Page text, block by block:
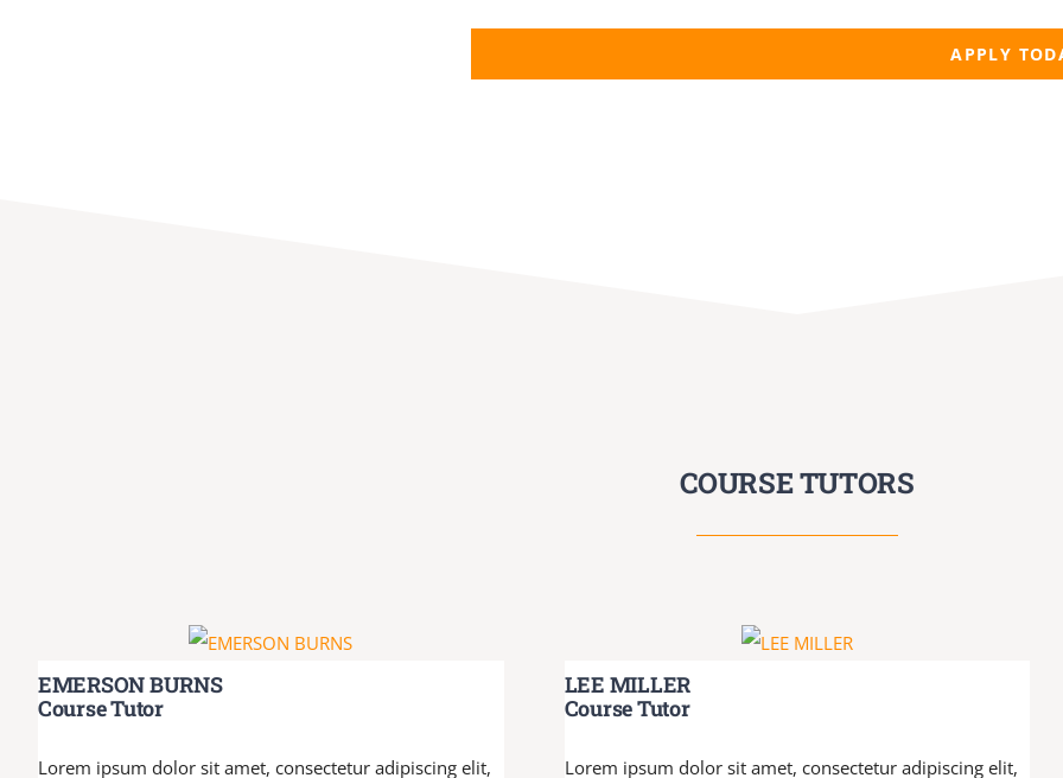
APPLY
COURSE TUTORS
EMERSON BURNS
Course Tutor
Lorem ipsum dolor sit amet, consectetur adipiscing elit,
LEE MILLER
Course Tutor
Lorem ipsum dolor sit amet, consectetur adipiscing elit,